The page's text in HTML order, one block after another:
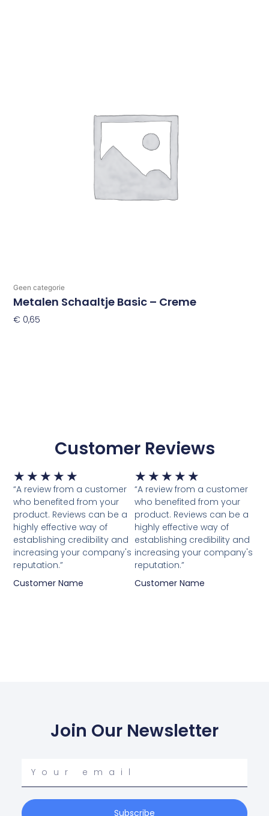
Geen categorie
Metalen Schaaltje Basic – Creme
€ 0,65
Customer Reviews
★ ★ ★ ★ ★ Waardering
5
van
5
“A review from a customer
who benefited from your
product. Reviews can be a
highly effective way of
establishing credibility and
increasing your company's
reputation.”
Customer Name
★ ★ ★ ★ ★
5
van
5
“A review from a customer
who benefited from your
product. Reviews can be a
highly effective way of
establishing credibility and
increasing your company's
reputation.”
Customer Name
Join Our Newsletter
email
Subscribe